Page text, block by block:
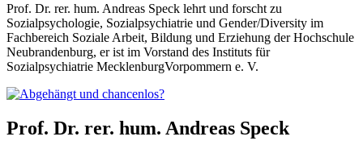
Prof. Dr. rer. hum. Andreas Speck lehrt und forscht zu
Sozialpsychologie, Sozialpsychiatrie und Gender/Diversity im
Fachbereich Soziale Arbeit, Bildung und Erziehung der Hochschule
Neu­brandenburg, er ist im Vorstand des Instituts für
Sozialpsychiatrie Mecklenburg­Vorpommern e. V.
Prof. Dr. rer. hum. Andreas Speck